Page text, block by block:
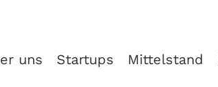
uns Startups Mittelstand